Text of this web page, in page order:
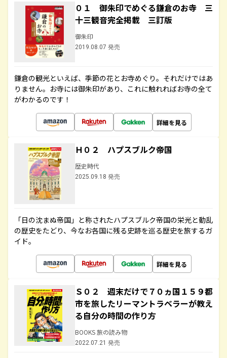
０１ 御朱印でめぐる鎌倉のお寺 三
十三観音完全掲載 三訂版
御朱印
2019.08.07 発売
鎌倉の観光といえば、季節の花とお寺めぐり。それだけではあ
りません。お寺には御朱印があり、これに触れればお寺の全て
がわかるのです！
詳細を見る
Ｈ０２ ハプスブルク帝国
歴史時代
2025.09.18 発売
「日の沈まぬ帝国」と称されたハプスブルク帝国の栄光と動乱
の歴史をたどり、今なお各国に残る史跡を巡る歴史を旅するガ
イド。
詳細を見る
Ｓ０２ 週末だけで７０ヵ国１５９都
市を旅したリーマントラベラーが教え
る自分の時間の作り方
BOOKS 旅の読み物
2022.07.21 発売